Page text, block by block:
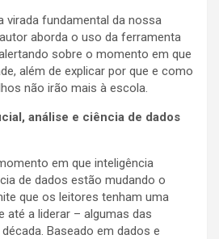
virada fundamental da nossa
aborda o uso da ferramenta
sobre o momento em que
além de explicar por que e como
não irão mais à escola.
análise e ciência de dados
em que inteligência
de dados estão mudando o
que os leitores tenham uma
até a liderar – algumas das
Baseado em dados e